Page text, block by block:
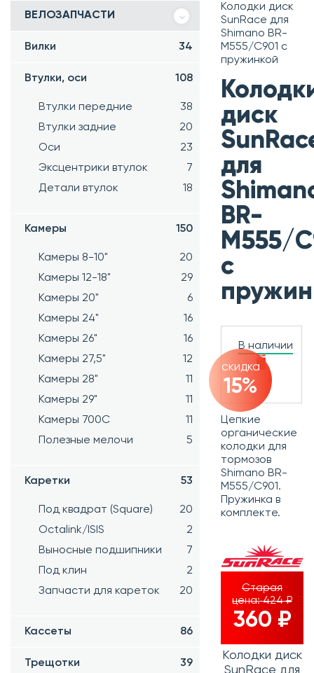
ВЕЛОЗАПЧАСТИ
Вилки 34
Втулки, оси 108
Втулки передние
38
Втулки задние
20
Оси
23
Эксцентрики втулок
7
Детали втулок
18
Камеры 150
Камеры 8-10"
20
Камеры 12-18"
29
Камеры 20"
6
Камеры 24"
16
Камеры 26"
16
Камеры 27,5"
12
Камеры 28"
11
Камеры 29"
11
Камеры 700C
11
Полезные мелочи
5
Каретки 53
Под квадрат (Square)
20
Octalink/ISIS
2
Выносные подшипники
7
Под клин
2
Запчасти для кареток
20
Кассеты 86
Трещотки 39
Колодки диск
SunRace для
Shimano BR-
M555/C901 с
пружинкой
диск
для
BR-
M555/
с
В наличии
скидка
15%
Цепкие
органические
колодки для
тормозов
Shimano BR-
M555/C901.
Пружинка в
комплекте.
Старая
цена:424 ₽
360 ₽
Колодки диск
SunRace для